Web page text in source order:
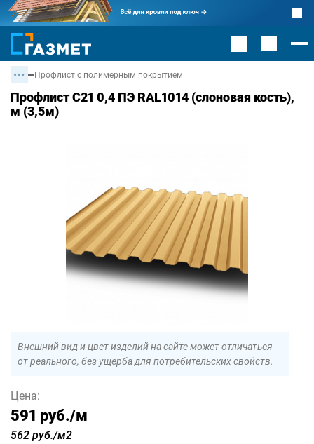
Профлист с полимерным покрытием
Профлист С21 0,4 ПЭ RAL1014 (слоновая кость),
м (3,5м)
Внешний вид и цвет изделий на сайте может отличаться
от реального, без ущерба для потребительских свойств.
Цена:
591 руб./м
562 руб./м2